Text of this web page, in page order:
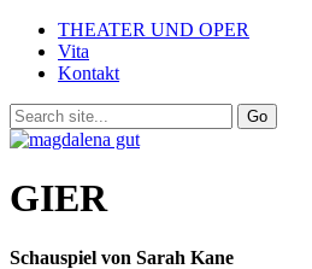
THEATER UND OPER
Vita
Kontakt
GIER
Schauspiel von Sarah Kane